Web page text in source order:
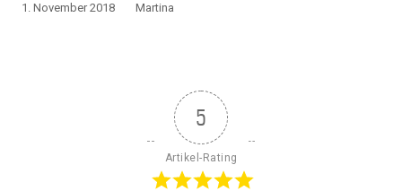
1. November 2018 Martina
5
Artikel-Rating